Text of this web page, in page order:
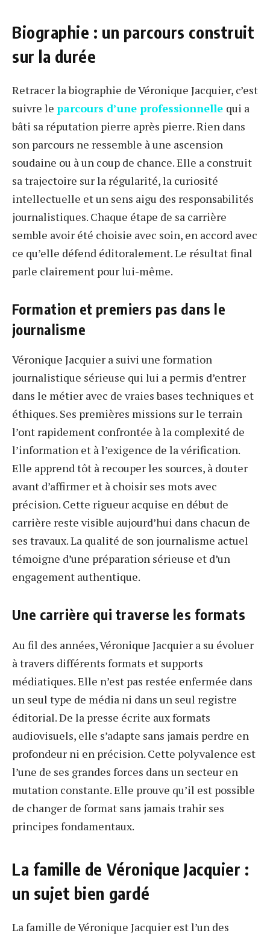
Biographie : un parcours construit
sur la durée
Retracer la biographie de Véronique Jacquier, c’est
suivre le parcours d’une professionnelle qui a
bâti sa réputation pierre après pierre. Rien dans
son parcours ne ressemble à une ascension
soudaine ou à un coup de chance. Elle a construit
sa trajectoire sur la régularité, la curiosité
intellectuelle et un sens aigu des responsabilités
journalistiques. Chaque étape de sa carrière
semble avoir été choisie avec soin, en accord avec
ce qu’elle défend éditoralement. Le résultat final
parle clairement pour lui-même.
Formation et premiers pas dans le
journalisme
Véronique Jacquier a suivi une formation
journalistique sérieuse qui lui a permis d’entrer
dans le métier avec de vraies bases techniques et
éthiques. Ses premières missions sur le terrain
l’ont rapidement confrontée à la complexité de
l’information et à l’exigence de la vérification.
Elle apprend tôt à recouper les sources, à douter
avant d’affirmer et à choisir ses mots avec
précision. Cette rigueur acquise en début de
carrière reste visible aujourd’hui dans chacun de
ses travaux. La qualité de son journalisme actuel
témoigne d’une préparation sérieuse et d’un
engagement authentique.
Une carrière qui traverse les formats
Au fil des années, Véronique Jacquier a su évoluer
à travers différents formats et supports
médiatiques. Elle n’est pas restée enfermée dans
un seul type de média ni dans un seul registre
éditorial. De la presse écrite aux formats
audiovisuels, elle s’adapte sans jamais perdre en
profondeur ni en précision. Cette polyvalence est
l’une de ses grandes forces dans un secteur en
mutation constante. Elle prouve qu’il est possible
de changer de format sans jamais trahir ses
principes fondamentaux.
La famille de Véronique Jacquier :
un sujet bien gardé
La famille de Véronique Jacquier est l’un des